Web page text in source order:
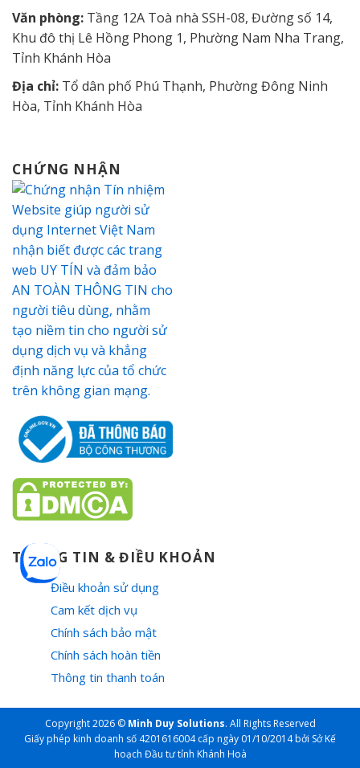
Văn phòng: Tầng 12A Toà nhà SSH-08, Đường số 14,
Khu đô thị Lê Hồng Phong 1, Phường Nam Nha Trang,
Tỉnh Khánh Hòa
Địa chỉ: Tổ dân phố Phú Thạnh, Phường Đông Ninh
Hòa, Tỉnh Khánh Hòa
CHỨNG NHẬN
THÔNG TIN & ĐIỀU KHOẢN
Điều khoản sử dụng
Cam kết dịch vụ
Chính sách bảo mật
Chính sách hoàn tiền
Thông tin thanh toán
Copyright 2026 © Minh Duy Solutions. All Rights Reserved
Giấy phép kinh doanh số 4201616004 cấp ngày 01/10/2014 bởi Sở Kế
hoạch Đầu tư tỉnh Khánh Hoà